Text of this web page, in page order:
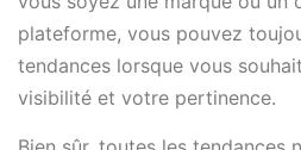
plateforme, vous pouvez
tendances lorsque vous
visibilité et votre pertinence.